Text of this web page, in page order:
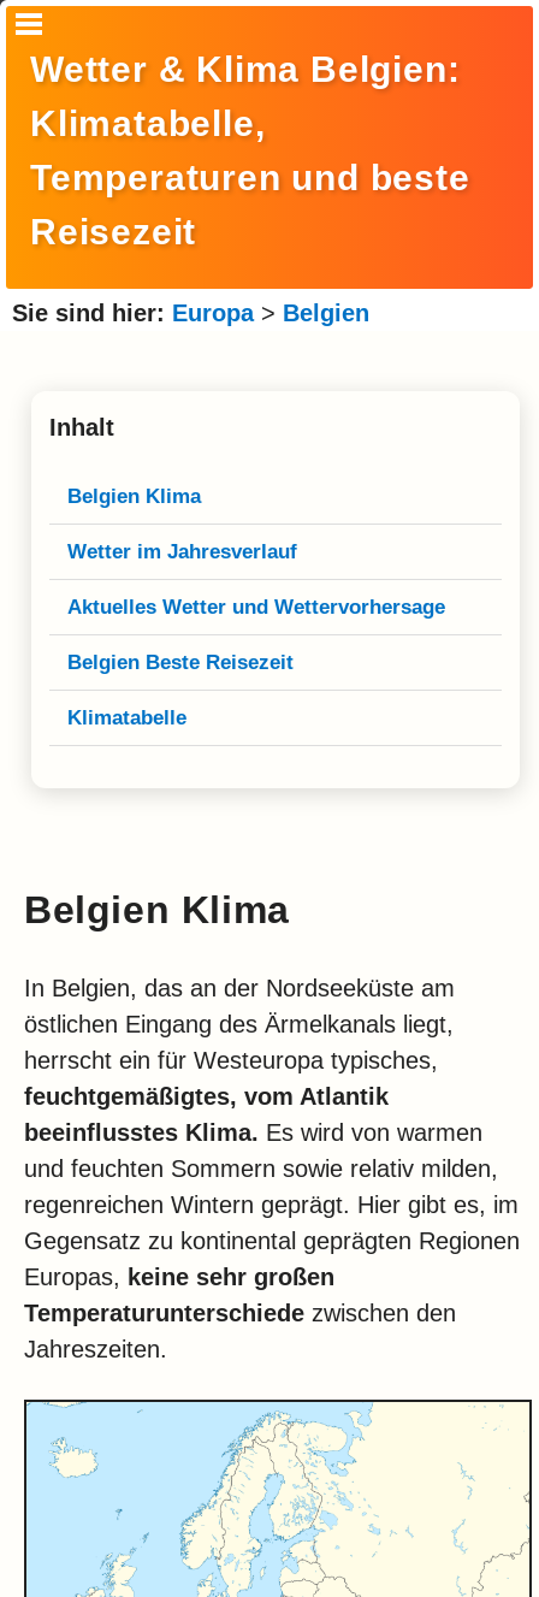
Amerika
Asien
Afrika
Reisemonat
Klima
Wetter & Klima Belgien:
Klimatabelle,
Temperaturen und beste
Reisezeit
Sie sind hier: Europa> Belgien
Inhalt
Belgien Klima
Wetter im Jahresverlauf
Aktuelles Wetter und Wettervorhersage
Belgien Beste Reisezeit
Klimatabelle
Belgien Klima
In Belgien, das an der Nordseeküste am
östlichen Eingang des Ärmelkanals liegt,
herrscht ein für Westeuropa typisches,
feuchtgemäßigtes, vom Atlantik
beeinflusstes Klima. Es wird von warmen
und feuchten Sommern sowie relativ milden,
regenreichen Wintern geprägt. Hier gibt es, im
Gegensatz zu kontinental geprägten Regionen
Europas, keine sehr großen
Temperaturunterschiede zwischen den
Jahreszeiten.